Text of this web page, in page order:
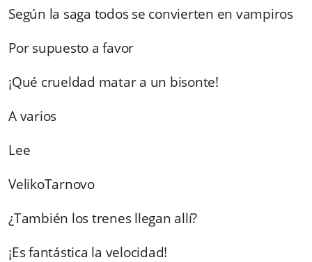
Según la saga todos se convierten en vampiros
Por supuesto a favor
¡Qué crueldad matar a un bisonte!
A varios
Lee
VelikoTarnovo
¿También los trenes llegan allí?
¡Es fantástica la velocidad!